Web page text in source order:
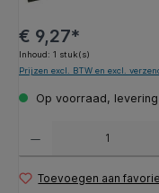
€ 9,27*
Inhoud: 1 stuk(s)
Prijzen excl. BTW en excl.
Op voorraad,
Toevoegen aan